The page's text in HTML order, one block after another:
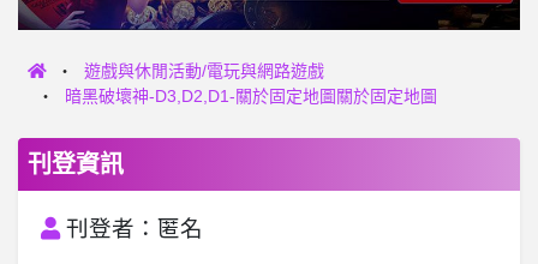
遊戲與休閒活動/電玩與網路遊戲
暗黑破壞神-D3,D2,D1-關於固定地圖關於固定地圖
刊登資訊
刊登者：匿名